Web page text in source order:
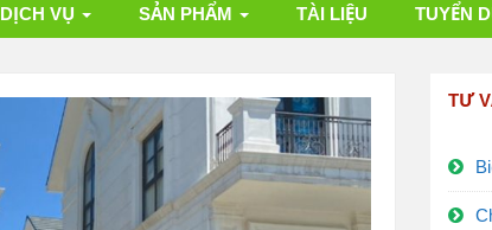
DỊCH VỤ SẢN PHẨM TÀI LIỆU TUYỂN
TƯ